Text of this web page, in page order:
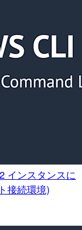
インスタンスに
接続環境)